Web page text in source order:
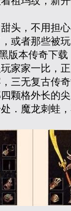
头，不用担
或者那些被
版本传奇下
家家一比，
三无复古传
颗格外长的
．魔龙刺蛙